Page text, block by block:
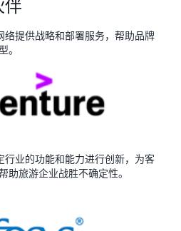
伴
络提供战略和部署服务，帮助品牌
。
行业的功能和能力进行创新，为客
助旅游企业战胜不确定性。